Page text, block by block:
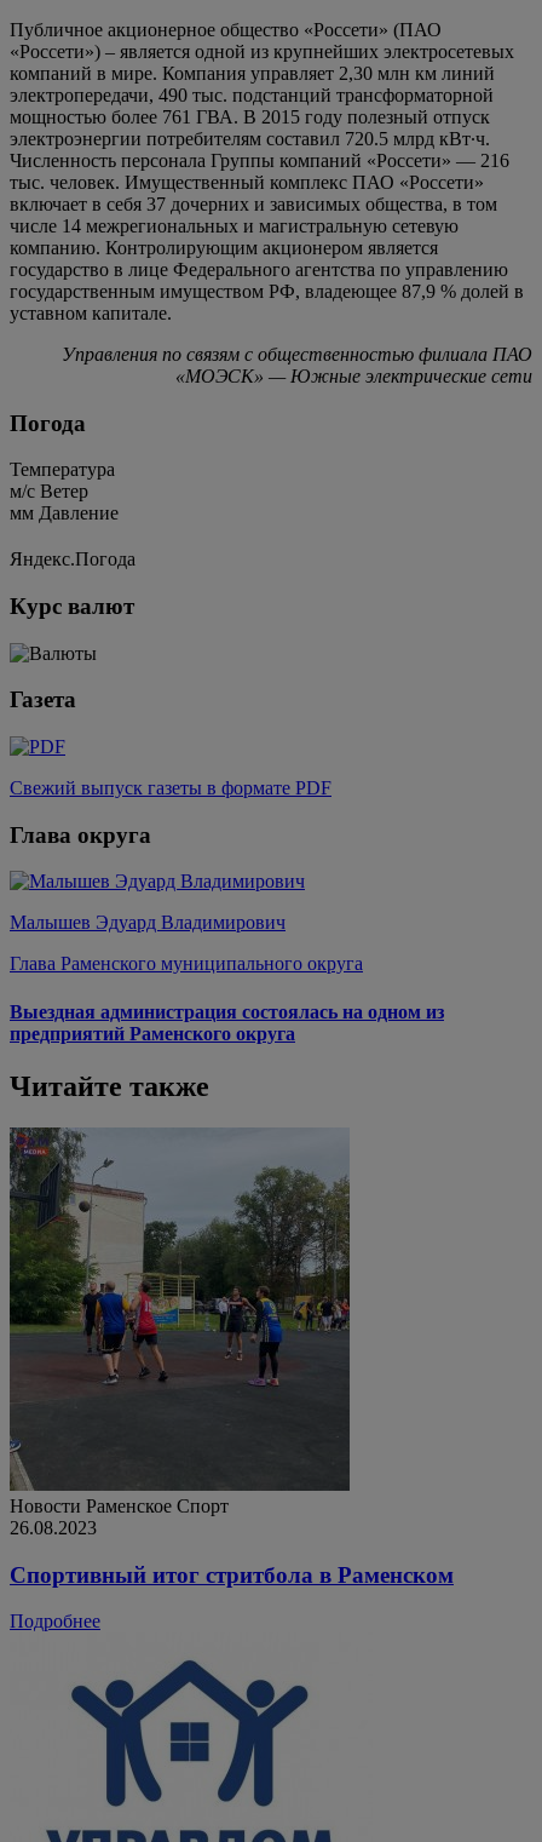
Публичное акционерное общество «Россети» (ПАО
«Россети») – является одной из крупнейших электросетевых
компаний в мире. Компания управляет 2,30 млн км линий
электропередачи, 490 тыс. подстанций трансформаторной
мощностью более 761 ГВА. В 2015 году полезный отпуск
электроэнергии потребителям составил 720.5 млрд кВт∙ч.
Численность персонала Группы компаний «Россети» — 216
тыс. человек. Имущественный комплекс ПАО «Россети»
включает в себя 37 дочерних и зависимых общества, в том
числе 14 межрегиональных и магистральную сетевую
компанию. Контролирующим акционером является
государство в лице Федерального агентства по управлению
государственным имуществом РФ, владеющее 87,9 % долей в
уставном капитале.
Управления по связям с общественностью филиала ПАО
«МОЭСК» — Южные электрические сети
Погода
Температура
м/c Ветер
мм Давление
Яндекс.Погода
Курс валют
Газета
Свежий выпуск газеты в формате PDF
Глава округа
Малышев Эдуард Владимирович
Глава Раменского муниципального округа
Выездная администрация состоялась на одном из
предприятий Раменского округа
Читайте также
Новости Раменское Спорт
26.08.2023
Спортивный итог стритбола в Раменском
Подробнее